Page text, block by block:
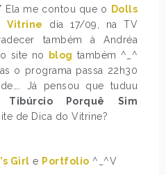
Ela me contou que o
Dolls
Vitrine
dia 17/09, na TV
também à Andréa
site no
blog também ^_^
o programa passa 22h30
Já pensou que tuduu
Tibúrcio Porquê Sim
de Dica do Vitrine?
Girl e Portfolio ^_^V